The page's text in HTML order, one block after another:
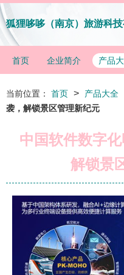
狐狸哆哆（南京）旅游科技
首页 企业简介 产品
当前位置： 首页 > 产品大全
袭，解锁景区管理新纪元
中国软件数字
解锁景